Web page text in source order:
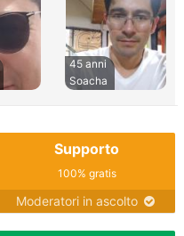
45 anni
Soacha
Supporto
100% gratis
Moderatori in ascolto